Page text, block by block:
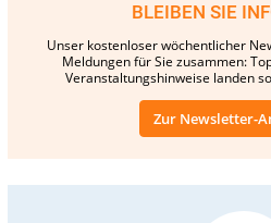
BLEIBEN SIE
Unser kostenloser wöchentlicher
Meldungen für Sie zusammen:
Veranstaltungshinweise landen
Zur Newsletter-